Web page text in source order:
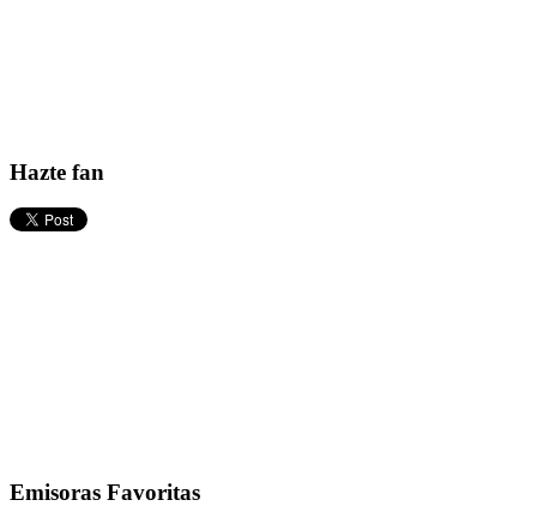
Hazte fan
Emisoras Favoritas